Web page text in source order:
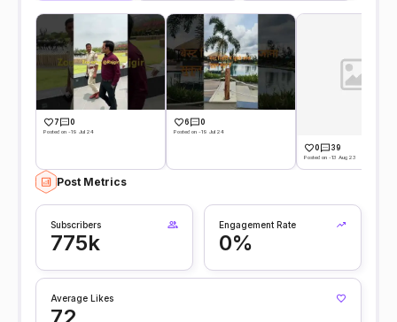
7 0
Posted on -19 Jul 24
6 0
Posted on -19 Jul 24
0 39
Posted on -13 Aug 23
Post Metrics
Subscribers
775k
Engagement Rate
0%
Average Likes